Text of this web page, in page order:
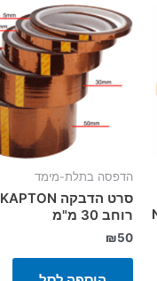
הדפסה בתלת-מימד
סרט הדבקה KAPTON
רוחב 30 מ"מ
₪50